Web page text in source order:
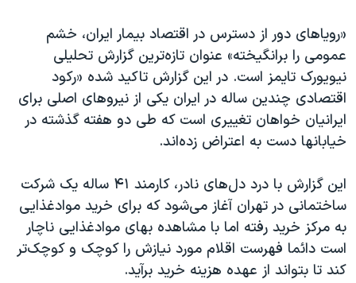
آرشیو پخش زنده
مجموعه مستندهای دادخواهی
تریبونال مردمی آبان ۹۸
دادگاه حمید نوری
چهل سال گروگان‌گیری
قانون شفافیت دارائی کادر رهبری ایران
اعتراضات مردمی آبان ۹۸
اسرائیل در جنگ
نرگس محمدی برنده جایزه نوبل صلح
همایش محافظه‌کاران آمریکا «سی‌پک»
«رویاهای دور از دسترس در اقتصاد بیمار ایران، خشم
عمومی را برانگیخته» عنوان تازه‌ترین گزارش تحلیلی
نیویورک تایمز است. در این گزارش تاکید شده «رکود
اقتصادی چندین ساله در ایران یکی از نیروهای اصلی برای
ایرانیان خواهان تغییری است که طی دو هفته گذشته در
خیابانها دست به اعتراض زده‌اند.
این گزارش با درد دل‌های نادر، کارمند ۴۱ ساله یک شرکت
ساختمانی در تهران آغاز می‌شود که برای خرید موادغذایی
به مرکز خرید رفته اما با مشاهده بهای موادغذایی ناچار
است دائما فهرست اقلام مورد نیازش را کوچک و کوچک‌تر
کند تا بتواند از عهده هزینه خرید برآید.